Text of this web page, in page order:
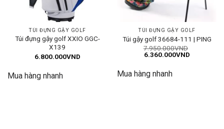
TÚI ĐỰNG GẬY GOLF
Túi đựng gậy golf XXIO GGC-
X139
6.800.000VND
Mua hàng nhanh
TÚI ĐỰNG GẬY GOLF
Túi gậy golf 36684-111 | PING
7.950.000VND
Giá
7.950.000VND.
6.360.000VNDGiá
Mua hàng nhanh